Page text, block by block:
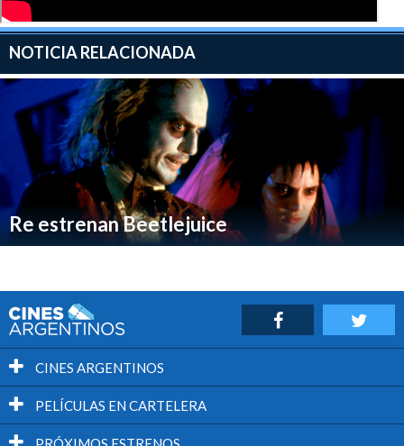
NOTICIA RELACIONADA
Re estrenan Beetlejuice
CINES ARGENTINOS
PELÍCULAS EN CARTELERA